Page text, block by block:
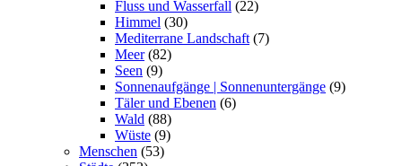
Fluss und Wasserfall (22)
Himmel (30)
Mediterrane Landschaft (7)
Meer (82)
Seen (9)
Sonnenaufgänge | Sonnenuntergänge (9)
Täler und Ebenen (6)
Wald (88)
Wüste (9)
Menschen (53)